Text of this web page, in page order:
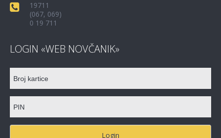
19711
(067, 069)
0 19 711
LOGIN «WEB NOVČANIK»